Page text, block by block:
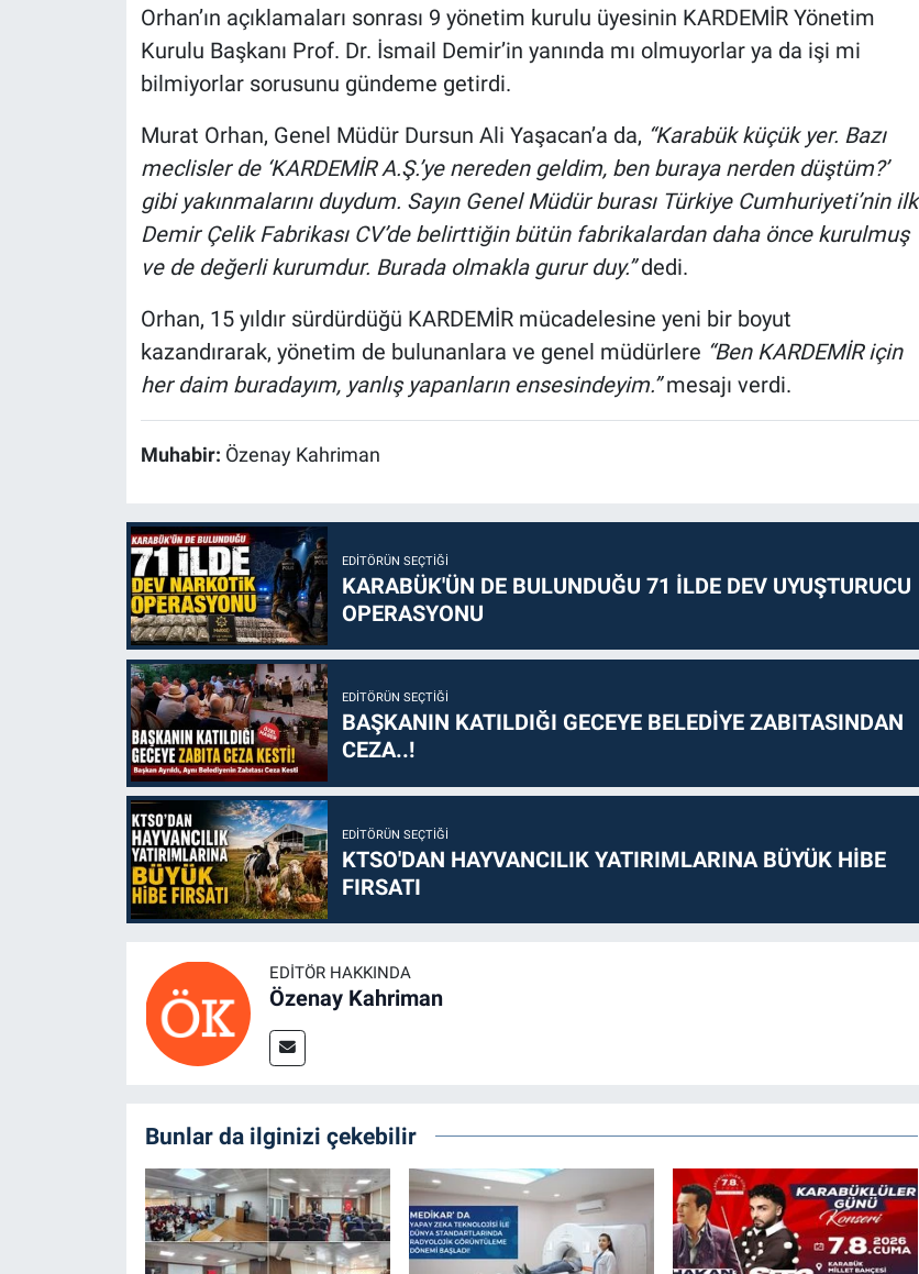
Orhan’ın açıklamaları sonrası 9 yönetim kurulu üyesinin KARDEMİR Yönetim
Kurulu Başkanı Prof. Dr. İsmail Demir’in yanında mı olmuyorlar ya da işi mi
bilmiyorlar sorusunu gündeme getirdi.
Murat Orhan, Genel Müdür Dursun Ali Yaşacan’a da, “Karabük küçük yer. Bazı
meclisler de ‘KARDEMİR A.Ş.’ye nereden geldim, ben buraya nerden düştüm?’
gibi yakınmalarını duydum. Sayın Genel Müdür burası Türkiye Cumhuriyeti’nin ilk
Demir Çelik Fabrikası CV’de belirttiğin bütün fabrikalardan daha önce kurulmuş
ve de değerli kurumdur. Burada olmakla gurur duy.”dedi.
Orhan, 15 yıldır sürdürdüğü KARDEMİR mücadelesine yeni bir boyut
kazandırarak, yönetim de bulunanlara ve genel müdürlere “Ben KARDEMİR için
her daim buradayım, yanlış yapanların ensesindeyim.”mesajı verdi.
Muhabir: Özenay Kahriman
EDITÖRÜN SEÇTIĞI
KARABÜK'ÜN DE BULUNDUĞU 71 İLDE DEV UYUŞTURUCU
OPERASYONU
EDITÖRÜN SEÇTIĞI
BAŞKANIN KATILDIĞI GECEYE BELEDİYE ZABITASINDAN
CEZA..!
EDITÖRÜN SEÇTIĞI
KTSO'DAN HAYVANCILIK YATIRIMLARINA BÜYÜK HİBE
FIRSATI
EDITÖR HAKKINDA
Özenay Kahriman
Bunlar da ilginizi çekebilir